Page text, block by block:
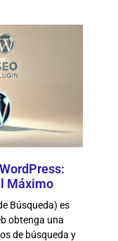
Máximo
Búsqueda) es
obtenga una
de búsqueda y